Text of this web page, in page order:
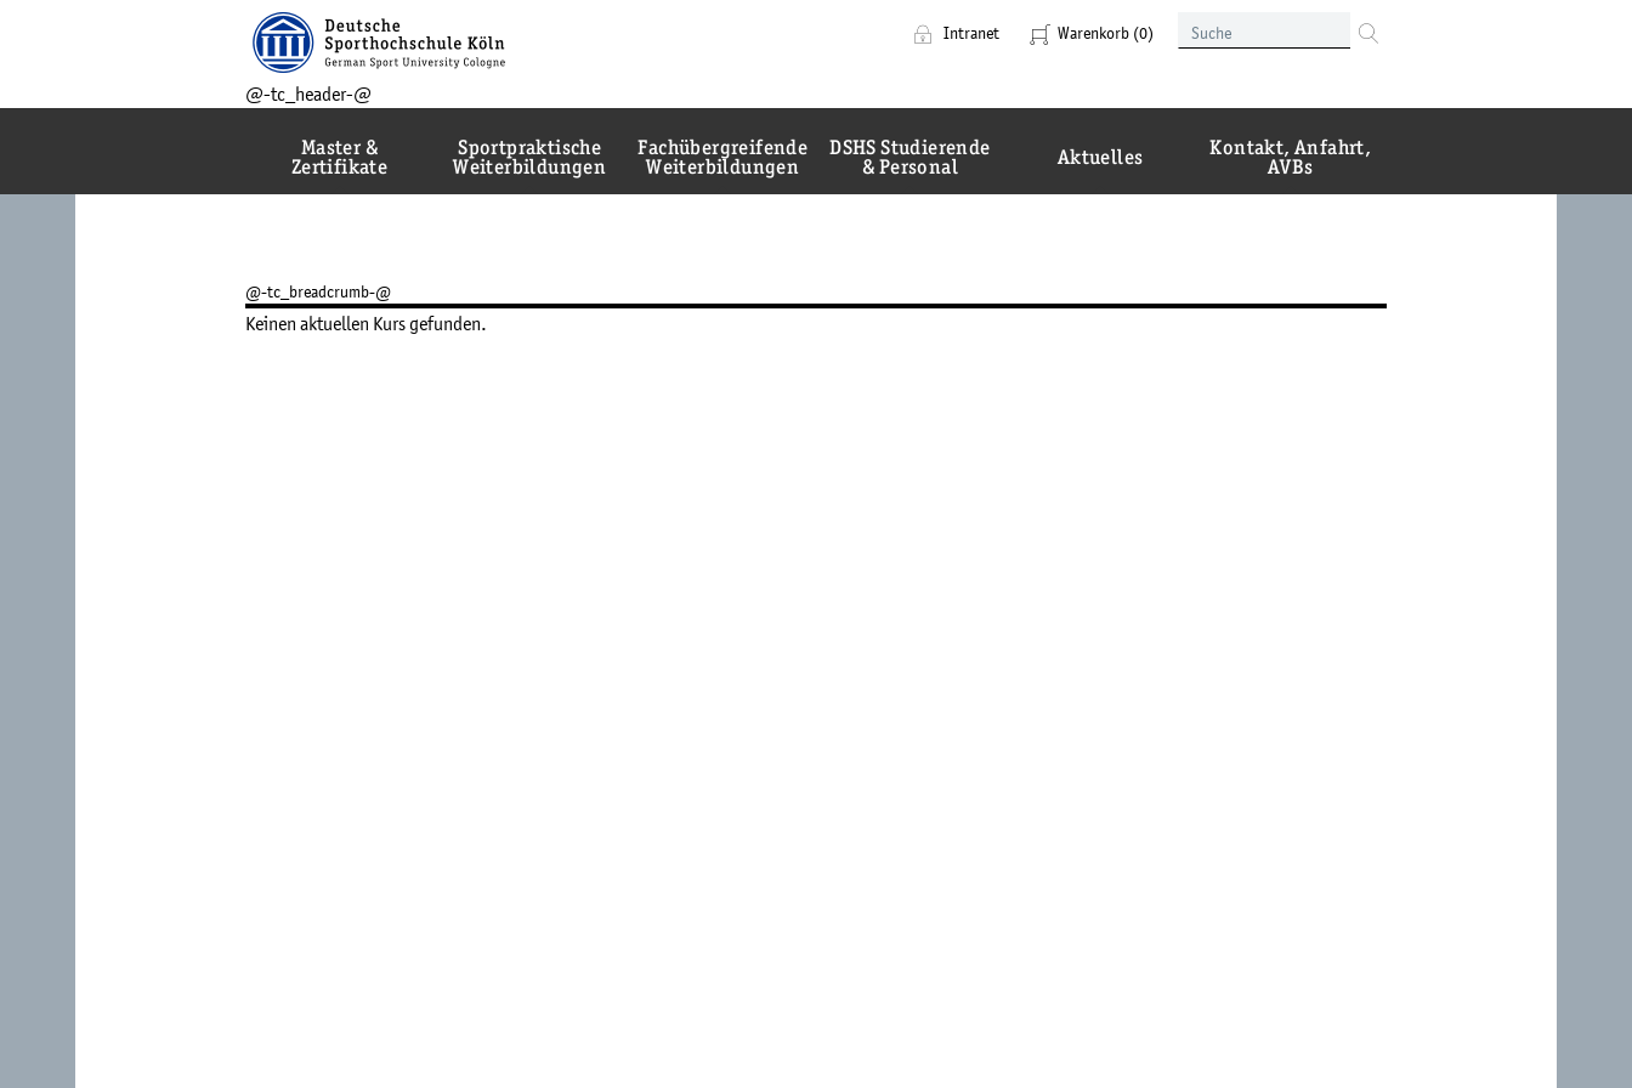
Intranet Warenkorb (0)
Suche
im
@-tc_header-@
Master &
Zertifikate
Sportpraktische
Weiterbildungen
Fachübergreifende
Weiterbildungen
DSHS Studierende
& Personal
Aktuelles
Kontakt, Anfahrt,
AVBs
@-tc_breadcrumb-@
Keinen aktuellen Kurs gefunden.